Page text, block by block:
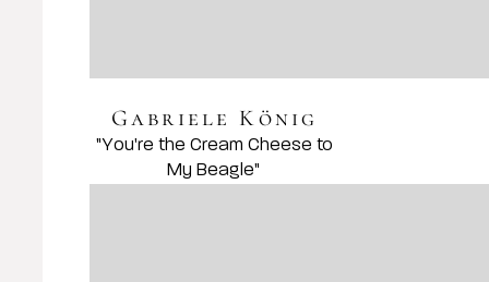
Gabriele König